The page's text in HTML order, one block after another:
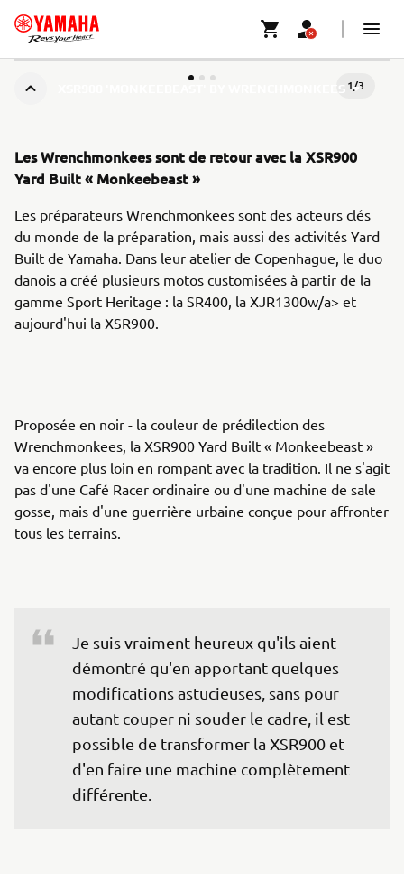
1/3
Les Wrenchmonkees sont de retour avec la XSR900
Yard Built « Monkeebeast »
Les préparateurs Wrenchmonkees sont des acteurs clés
du monde de la préparation, mais aussi des activités Yard
Built de Yamaha. Dans leur atelier de Copenhague, le duo
danois a créé plusieurs motos customisées à partir de la
gamme Sport Heritage : la SR400, la XJR1300w/a> et
aujourd'hui la XSR900.
Proposée en noir - la couleur de prédilection des
Wrenchmonkees, la XSR900 Yard Built « Monkeebeast »
va encore plus loin en rompant avec la tradition. Il ne s'agit
pas d'une Café Racer ordinaire ou d'une machine de sale
gosse, mais d'une guerrière urbaine conçue pour affronter
tous les terrains.
Je suis vraiment heureux qu'ils aient
démontré qu'en apportant quelques
modifications astucieuses, sans pour
autant couper ni souder le cadre, il est
possible de transformer la XSR900 et
d'en faire une machine complètement
différente.